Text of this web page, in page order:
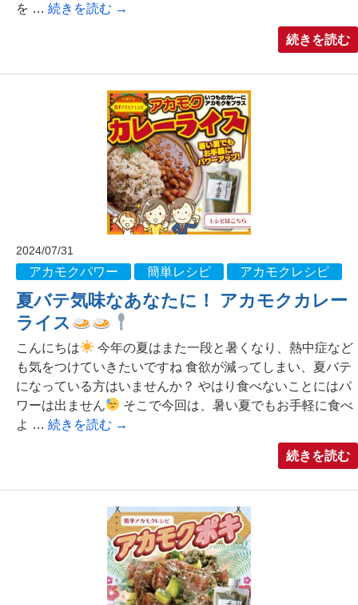
を … 続きを読む →
続きを読む
2024/07/31
アカモクパワー 簡単レシピ アカモクレシピ
夏バテ気味なあなたに！ アカモクカレー
ライス
こんにちは
今年の夏はまた一段と暑くなり、熱中症など
も気をつけていきたいですね 食欲が減ってしまい、夏バテ
になっている方はいませんか？ やはり食べないことにはパ
ワーは出ません
そこで今回は、暑い夏でもお手軽に食べ
よ … 続きを読む →
続きを読む